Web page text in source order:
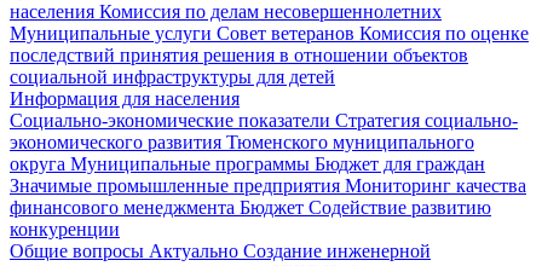
населения Комиссия по делам несовершеннолетних
Муниципальные услуги Совет ветеранов Комиссия по оценке
последствий принятия решения в отношении объектов
социальной инфраструктуры для детей
Информация для населения
Социально-экономические показатели Стратегия социально-
экономического развития Тюменского муниципального
округа Муниципальные программы Бюджет для граждан
Значимые промышленные предприятия Мониторинг качества
финансового менеджмента Бюджет Содействие развитию
конкуренции
Общие вопросы Актуально Создание инженерной